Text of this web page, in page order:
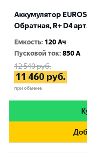
Аккумулятор
Обратная, R+ D4
Емкость: 120 Ач
Пусковой ток:850 A
12 540руб.
11 460 руб.
при обмене